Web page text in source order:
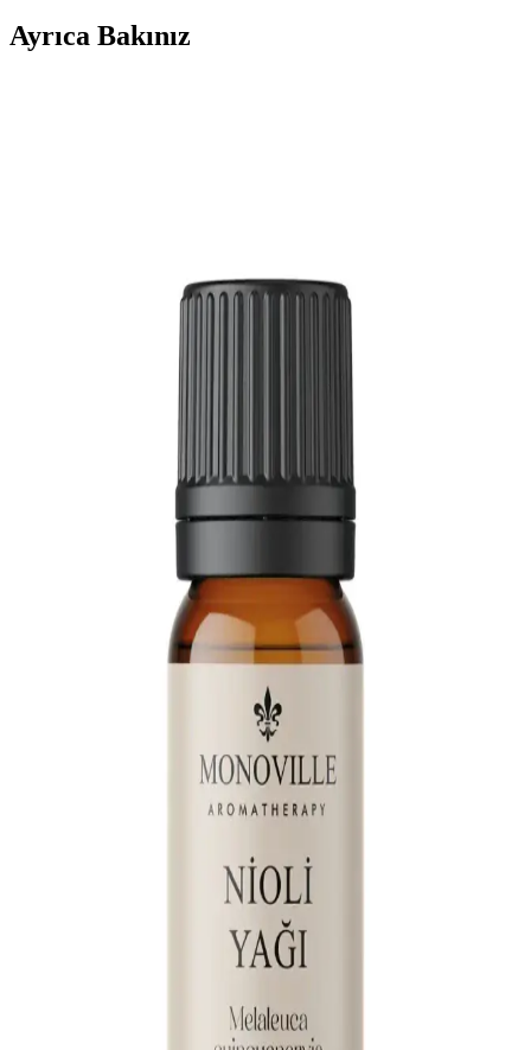
Ayrıca Bakınız
Nioli Yağı Bebeklerde Kullanımı: Faydalar, Riskler
ve Güvenlik Önerileri
Nioli yağı, antiseptik ve solunum açıcı özellikleriyle bilinir ancak
bebeklerde kullanımı hassasiyet gerektirir. Doğrudan uygulama
Uçucu Yağların Özellik ve Kullanım Karşılaştırması
Arifoğlu'nun Biberiye ve Lavanta Yağları, saç ve cilt bakımında
kullanım alanları ve kullanıcı yorumları detaylıca inceleniyor.
En İyi Uçucu Yağ Markaları ve Doğal Güzellik ile
Sağlık ve güzellik alanında tercih edilen en iyi uçucu yağ
markalarını, kalite, safılık ve etik kaynak kriterleriyle keşfedin, doğal
çözümlerle güzelliğinize katkı sağlayın.
Bade Natural Uçucu Yağlarının Karşılaştırması:
Nioli ve Okaliptus Özellikleri ve Kullanım Alanları
özellikleri, faydaları ve kullanıcı yorumlarıyla detaylı karşılaştırması.
Hangi ürün ihtiyaçlarınıza uygun, öğrenin.
Bade Natural Nioli ve EVVAHE Doğal Niaouli Yağı
Karşılaştırması: Özellikler ve Kullanım Alanları
Bu makale, Bade Natural Nioli ve EVVAHE Doğal Niaouli
Yağı'nın özelliklerini, faydalarını ve kullanıcı yorumlarını